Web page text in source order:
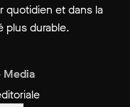
quotidien et dans la
plus durable.
Media